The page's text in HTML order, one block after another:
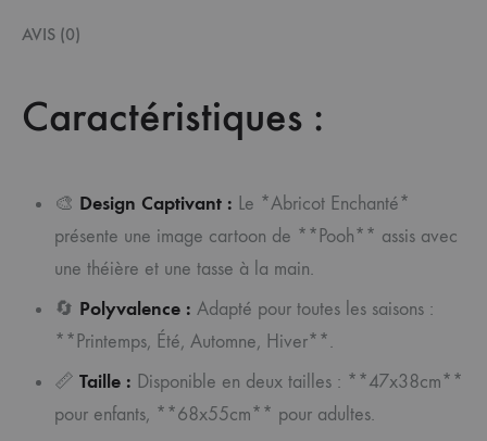
AVIS (0)
Caractéristiques :
🎨 Design Captivant : Le *Abricot Enchanté*
présente une image cartoon de **Pooh** assis avec
une théière et une tasse à la main.
🔄 Polyvalence : Adapté pour toutes les saisons :
**Printemps, Été, Automne, Hiver**.
📏 Taille : Disponible en deux tailles : **47x38cm**
pour enfants, **68x55cm** pour adultes.